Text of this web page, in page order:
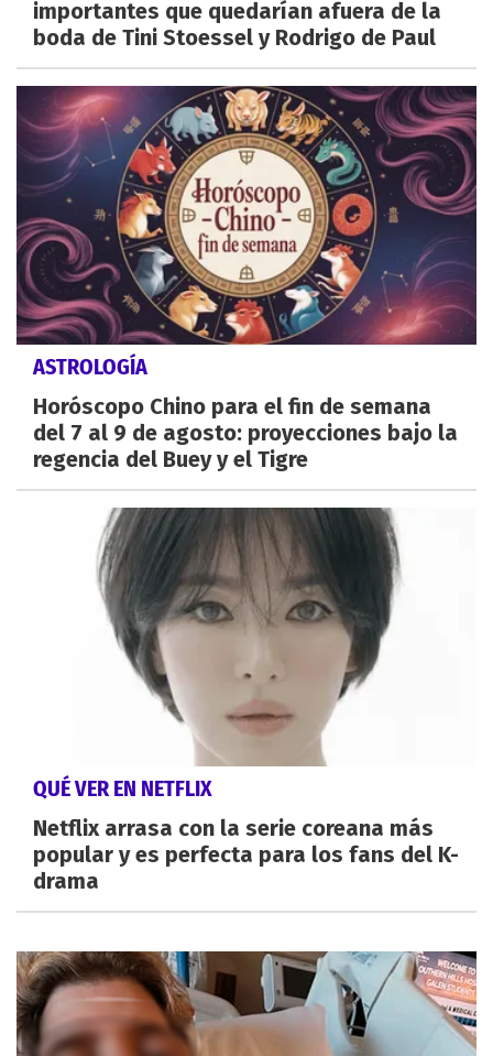
importantes que quedarían afuera de la
boda de Tini Stoessel y Rodrigo de Paul
ASTROLOGÍA
Horóscopo Chino para el fin de semana
del 7 al 9 de agosto: proyecciones bajo la
regencia del Buey y el Tigre
QUÉ VER EN NETFLIX
Netflix arrasa con la serie coreana más
popular y es perfecta para los fans del K-
drama